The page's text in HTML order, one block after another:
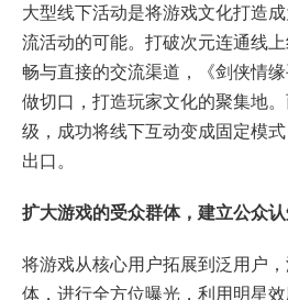
大型线下活动是将游戏文化打造
流活动的可能。打破次元连通线
畅与直接的交流渠道，《剑侠情
做切口，打造玩家文化的聚集地
级，成功将线下互动变成固定模
出口。
扩大游戏的受众群体，建立公众
将游戏从核心用户拓展到泛用户
体，进行全方位曝光，利用明星